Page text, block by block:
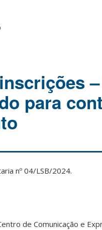
para
nº 04/LSB/2024.
de Comunicação e